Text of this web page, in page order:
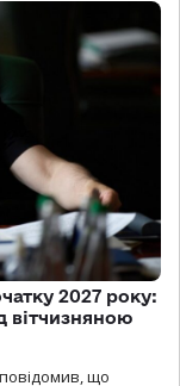
2027 року:
вітчизняною
що